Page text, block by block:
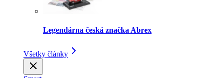
Legendárna česká značka Abrex
Všetky články